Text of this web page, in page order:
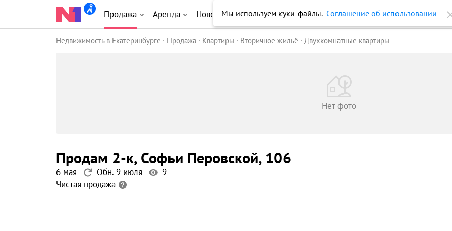
Продажа Аренда Новостройки Журнал Еще
Недвижимость в Екатеринбурге Продажа Квартиры Вторичное жильё Двухкомнатные квартиры
Нет фото
продам 2-к, Софьи Перовской, 106
6 мая Обн. 9 июля 9
Чистая продажа
Мы используем куки-файлы. Соглашение об использовании